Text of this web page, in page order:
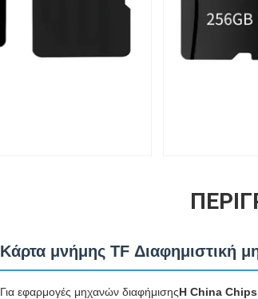
Κάρτα μνήμης TF Διαφημιστική
Για εφαρμογές μηχανών διαφήμισηςΗ China